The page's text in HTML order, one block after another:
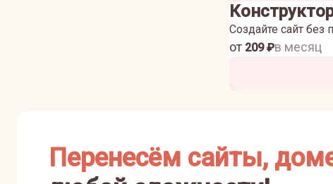
Создайте сайт без
от 209₽в месяц
Перенесём сайты,